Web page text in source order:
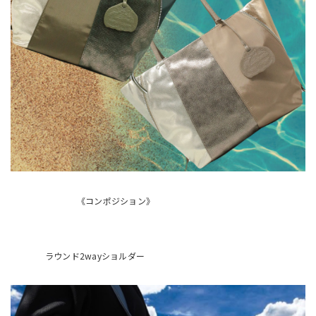
《コンポジション》
ラウンド2wayショルダー